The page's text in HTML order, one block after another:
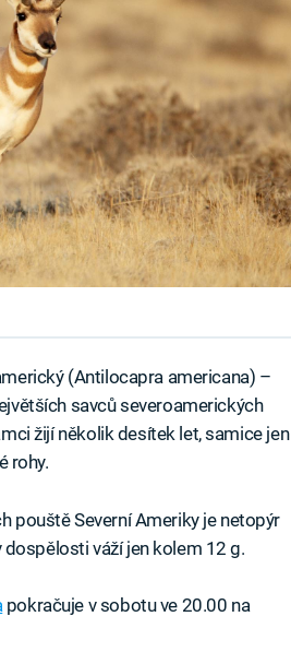
(Antilocapra americana) –
savců severoamerických
žijí několik desítek let, samice jen
rohy.
pouště Severní Ameriky je netopýr
váží jen kolem 12 g.
pokračuje v sobotu ve 20.00 na